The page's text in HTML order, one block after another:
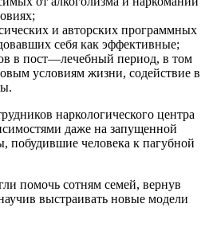
и авторских программных
себя как эффективные;
в пост—лечебный период, в том
условиям жизни, содействие в
наркологического центра
даже на запущенной
побудившие человека к пагубной
помочь сотням семей, вернув
выстраивать новые модели